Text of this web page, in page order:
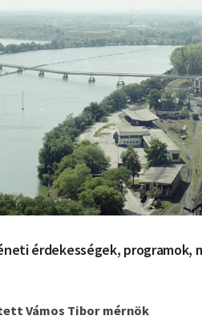
érdekességek, programok,
Vámos Tibor mérnök